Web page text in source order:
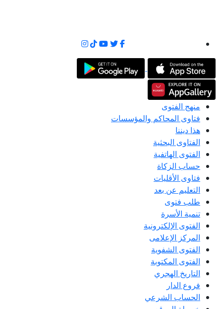
منهج الفتوى
فتاوى المحاكم والمؤسسات
هذا ديننا
الفتاوى البحثية
الفتوى الهاتفية
حساب الزكاة
فتاوى الأقليات
التعليم عن بعد
طلب فتوى
تنمية الأسرة
الفتوى الإلكترونية
المركز الإعلامى
الفتوى الشفوية
الفتوى المكتوبة
التاريخ الهجري
فروع الدار
الحساب الشرعي